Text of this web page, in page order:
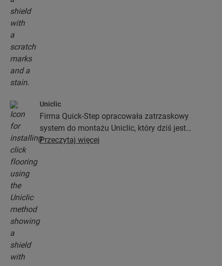
Uniclic
Firma Quick-Step opracowała zatrzaskowy
system do montażu Uniclic, który dziś jest
standardowym systemem stosowanym przy
Przeczytaj więcej